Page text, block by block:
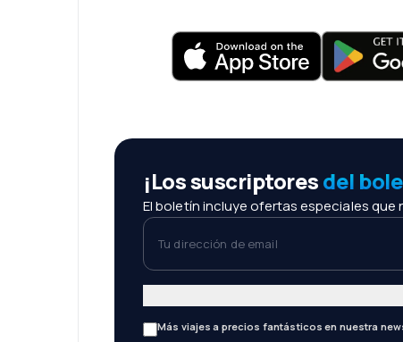
¡Los suscriptoresdel
El boletín incluye ofertas especiales
Tu dirección de email
Más viajes a precios fantásticos en nuestra